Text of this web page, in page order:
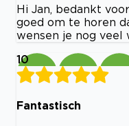
Hi Jan, bedankt
goed om te horen
wensen je nog veel
10
Fantastisch